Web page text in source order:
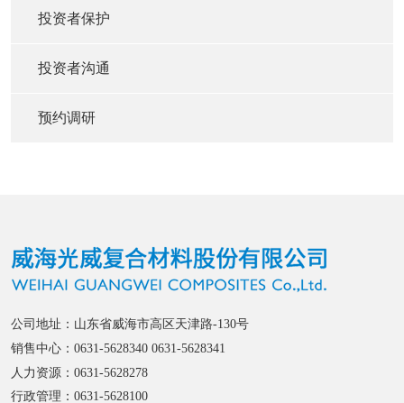
投资者保护
投资者沟通
预约调研
公司地址：山东省威海市高区天津路-130号
销售中心：0631-5628340 0631-5628341
人力资源：0631-5628278
行政管理：0631-5628100